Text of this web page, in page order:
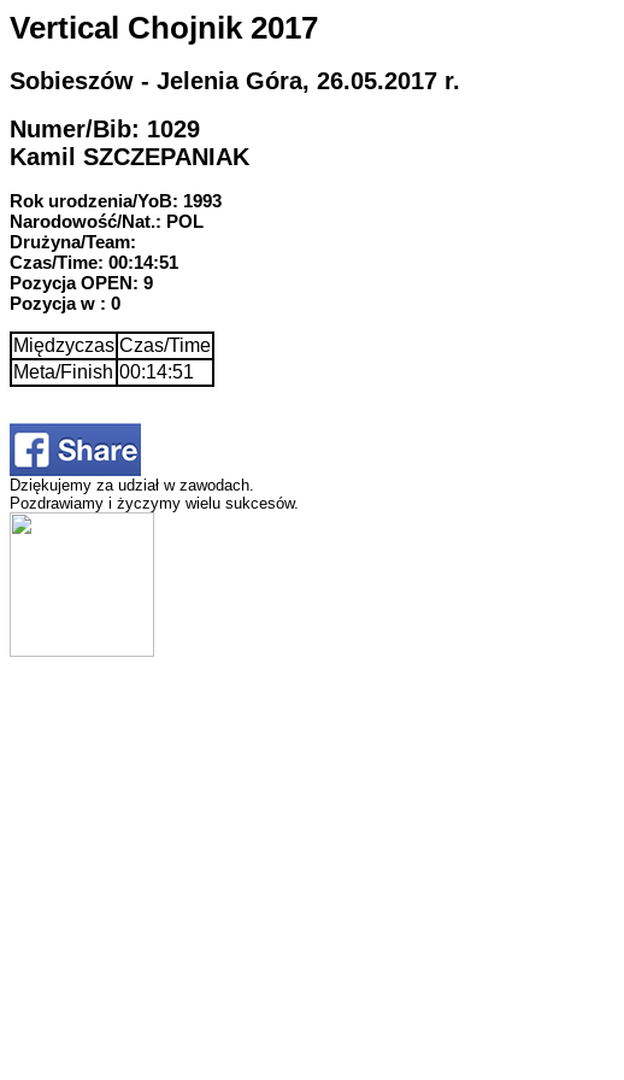
Vertical Chojnik 2017
Sobieszów - Jelenia Góra, 26.05.2017 r.
Numer/Bib: 1029
Kamil SZCZEPANIAK
Rok urodzenia/YoB: 1993
Narodowość/Nat.: POL
Drużyna/Team:
Czas/Time: 00:14:51
Pozycja OPEN: 9
Pozycja w : 0
Międzyczas Czas/Time
Meta/Finish 00:14:51
Dziękujemy za udział w zawodach.
Pozdrawiamy i życzymy wielu sukcesów.